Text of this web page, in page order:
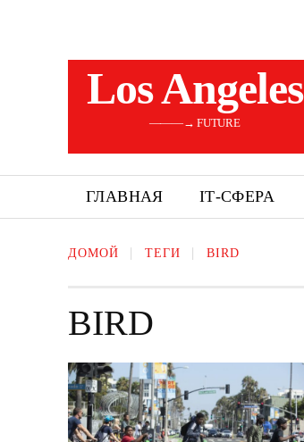
Los Angeles
———→ FUTURE
ГЛАВНАЯ ІТ-СФЕРА
ДОМОЙ ТЕГИ BIRD
BIRD